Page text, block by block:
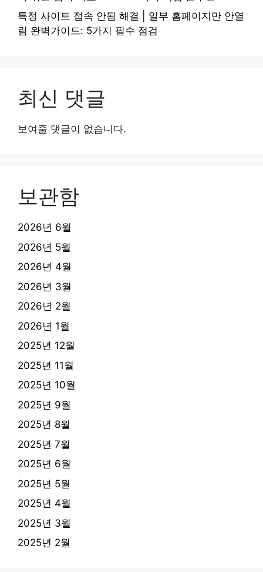
특정 사이트 접속 안됨 해결 | 일부 홈페이지만 안열
림 완벽가이드: 5가지 필수 점검
최신 댓글
보여줄 댓글이 없습니다.
보관함
2026년 6월
2026년 5월
2026년 4월
2026년 3월
2026년 2월
2026년 1월
2025년 12월
2025년 11월
2025년 10월
2025년 9월
2025년 8월
2025년 7월
2025년 6월
2025년 5월
2025년 4월
2025년 3월
2025년 2월